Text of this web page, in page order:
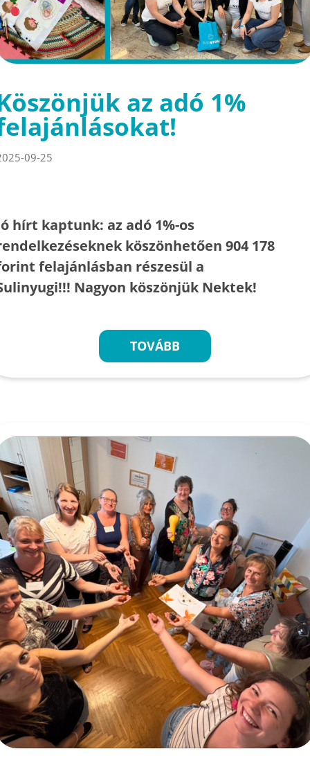
az adó 1%
09-25
hírt kaptunk: az adó 1%-os
köszönhetően 904 178
felajánlásban részesül a
Nagyon köszönjük Nektek!
TOVÁBB